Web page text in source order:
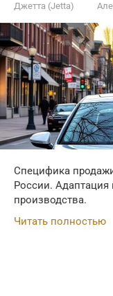
Джетта (Jetta)
Специфика
России. Адаптация
производства.
Читать полностью